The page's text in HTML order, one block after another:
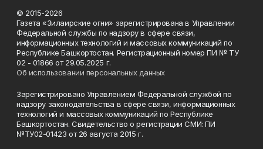
© 2015-2026
Газета «Зилаирские огни» зарегистрирована в Управлении
Федеральной службы по надзору в сфере связи,
информационных технологий и массовых коммуникаций по
Республике Башкортостан. Регистрационный номер ПИ № ТУ
02 - 01866 от 29.05.2025 г.
Об использовании персональных данных
Зарегистрировано Управлением Федеральной службой по
надзору законодательства в сфере связи, информационных
технологий и массовых коммуникаций по Республике
Башкортостан. Свидетельство о регистрации СМИ: ПИ
№ТУ02-01423 от 26 августа 2015 г.